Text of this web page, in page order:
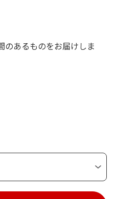
あるものをお届けしま